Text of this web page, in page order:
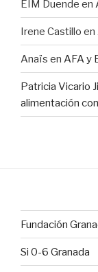
EIM Duende en
Irene Castillo en
Anaïs en AFA y
Patricia Vicario
alimentación
Fundación
Si 0-6 Granada